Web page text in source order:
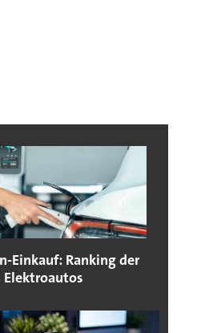
Einkauf: Ranking der